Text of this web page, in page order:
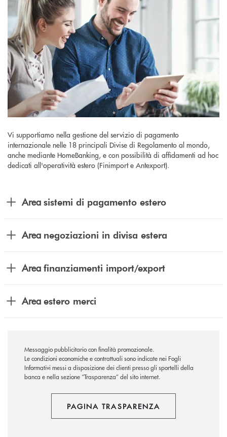
Vi supportiamo nella gestione del servizio di pagamento
internazionale nelle 18 principali Divise di Regolamento al mondo,
anche mediante HomeBanking, e con possibilità di affidamenti ad hoc
dedicati all'operatività estero (Finimport e Antexport).
Area sistemi di pagamento estero
Area negoziazioni in divisa estera
Area finanziamenti import/export
Area estero merci
Messaggio pubblicitario con finalità promozionale.
Le condizioni economiche e contrattuali sono indicate nei Fogli
Informativi messi a disposizione dei clienti presso gli sportelli della
banca e nella sezione “Trasparenza” del sito internet.
PAGINA TRASPARENZA